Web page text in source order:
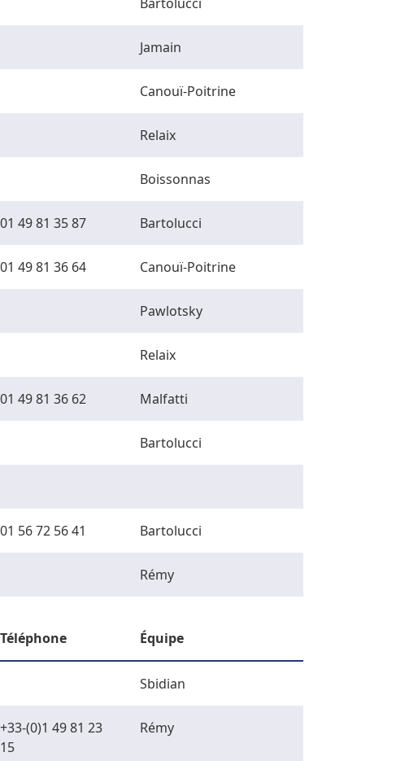
Jamain
Canouï-Poitrine
Relaix
Boissonnas
01 49 81 35 87 Bartolucci
01 49 81 36 64 Canouï-Poitrine
Pawlotsky
Relaix
01 49 81 36 62 Malfatti
Bartolucci
01 56 72 56 41 Bartolucci
Rémy
Téléphone Équipe
Sbidian
+33-(0)1 49 81 23
15
Rémy